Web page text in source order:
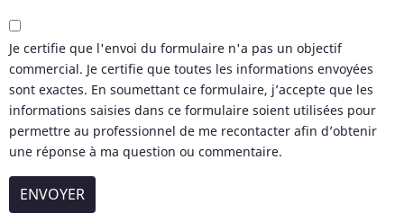
Je certifie que l'envoi du formulaire n'a pas un objectif
commercial. Je certifie que toutes les informations envoyées
sont exactes. En soumettant ce formulaire, j’accepte que les
informations saisies dans ce formulaire soient utilisées pour
permettre au professionnel de me recontacter afin d’obtenir
une réponse à ma question ou commentaire.